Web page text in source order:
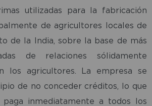
utilizadas para la fabricación
de agricultores locales de
de la India, sobre la base de más
de relaciones sólidamente
los agricultores. La empresa se
de no conceder créditos, lo que
paga inmediatamente a todos los